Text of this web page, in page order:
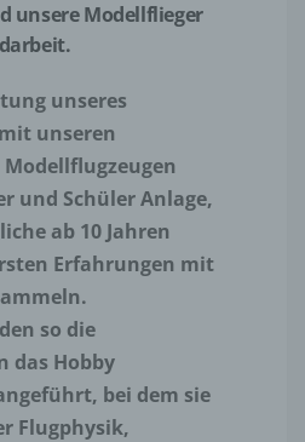
unsere Modellflieger
unseres
unseren
und Schüler Anlage,
ab 10 Jahren
Erfahrungen mit
so die
das Hobby
bei dem sie
Flugphysik,